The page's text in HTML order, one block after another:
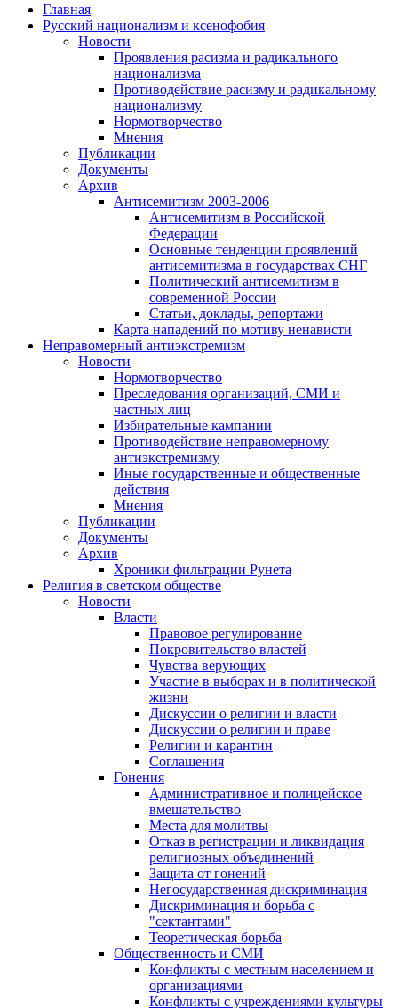
Главная
Русский национализм и ксенофобия
Новости
Проявления расизма и радикального
национализма
Противодействие расизму и радикальному
национализму
Нормотворчество
Мнения
Публикации
Документы
Архив
Антисемитизм 2003-2006
Антисемитизм в Российской
Федерации
Основные тенденции проявлений
антисемитизма в государствах СНГ
Политический антисемитизм в
современной России
Статьи, доклады, репортажи
Карта нападений по мотиву ненависти
Неправомерный антиэкстремизм
Новости
Нормотворчество
Преследования организаций, СМИ и
частных лиц
Избирательные кампании
Противодействие неправомерному
антиэкстремизму
Иные государственные и общественные
действия
Мнения
Публикации
Документы
Архив
Хроники фильтрации Рунета
Религия в светском обществе
Новости
Власти
Правовое регулирование
Покровительство властей
Чувства верующих
Участие в выборах и в политической
жизни
Дискуссии о религии и власти
Дискуссии о религии и праве
Религии и карантин
Соглашения
Гонения
Административное и полицейское
вмешательство
Места для молитвы
Отказ в регистрации и ликвидация
религиозных объединений
Защита от гонений
Негосударственная дискриминация
Дискриминация и борьба с
"сектантами"
Теоретическая борьба
Общественность и СМИ
Конфликты с местным населением и
организациями
Конфликты с учреждениями культуры